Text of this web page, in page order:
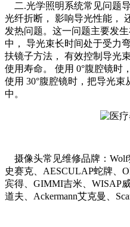
二.光学照明系统常见问题
光纤折断， 影响导光性能，
发热问题。这一问题主要发
中， 导光束长时间处于受力
扶镜子方法， 有效控制导光
使用寿命。 使用 0°腹腔镜时
使用 30°腹腔镜时，把导光
中。
摄像头常见维修品牌：Wolf
史赛克、AESCULAP蛇牌、
宾得、GIMMI吉米、WISAP
道夫、Ackermann艾克曼、